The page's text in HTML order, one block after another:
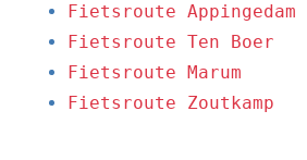
Fietsroute Appingedam
Fietsroute Ten Boer
Fietsroute Marum
Fietsroute Zoutkamp